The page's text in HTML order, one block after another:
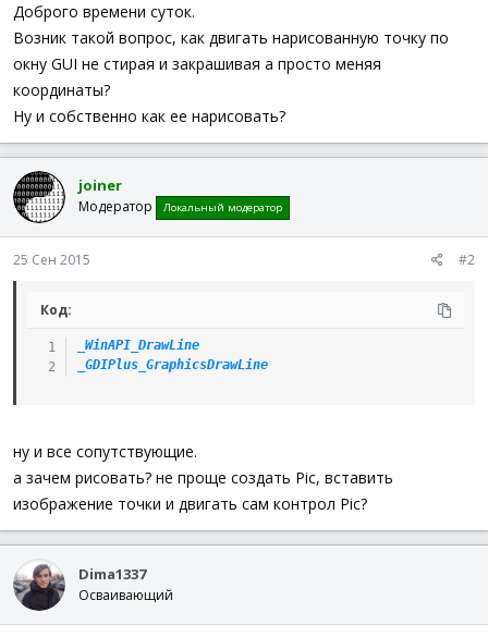
а
Доброго времени суток.
Возник такой вопрос, как двигать нарисованную точку по
окну GUI не стирая и закрашивая а просто меняя
координаты?
Ну и собственно как ее нарисовать?
joiner
Модератор Локальный модератор
25 Сен 2015 #2
Код:
_WinAPI_DrawLine
_GDIPlus_GraphicsDrawLine
ну и все сопутствующие.
а зачем рисовать? не проще создать Pic, вставить
изображение точки и двигать сам контрол Pic?
Dima1337
Осваивающий